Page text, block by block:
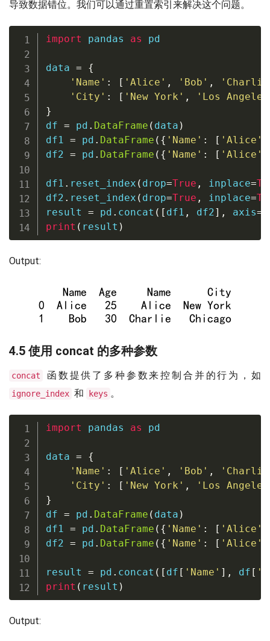
导致数据错位。我们可以通过重置索引来解决这个问题。
import pandas as pd
data =
{
'Name' : [ 'Alice' , 'Bob' ,
'City' : [ 'New York' ,
'Los
}
df = pd . DataFrame ( data )
df1 = pd . DataFrame ( { 'Name' : [ 'Alice'
df2 = pd . DataFrame ( { 'Name' : [ 'Alice'
df1 . reset_index ( drop=True , inplace=
df2 . reset_index ( drop=True , inplace=
result = pd . concat ( [ df1 , df2] , axis=
print ( result )
Output:
4.5 使用 concat 的多种参数
concat 函数提供了多种参数来控制合并的行为，如
ignore_index 和 keys 。
import pandas as pd
data =
{
'Name' : [ 'Alice' , 'Bob' ,
'City' : [ 'New York' ,
'Los
}
df = pd . DataFrame ( data )
df1 = pd . DataFrame ( { 'Name' : [ 'Alice'
df2 = pd . DataFrame ( { 'Name' : [ 'Alice'
result = pd . concat ( [ df [ 'Name' ] , df [
print ( result )
Output: